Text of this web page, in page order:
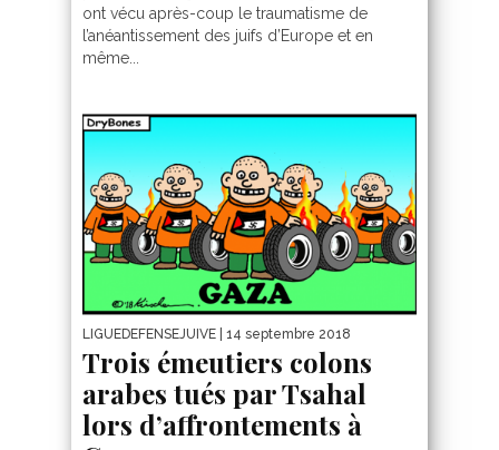
ont vécu après-coup le traumatisme de
l’anéantissement des juifs d’Europe et en
même...
LIGUEDEFENSEJUIVE | 14 septembre 2018
Trois émeutiers colons
arabes tués par Tsahal
lors d’affrontements à